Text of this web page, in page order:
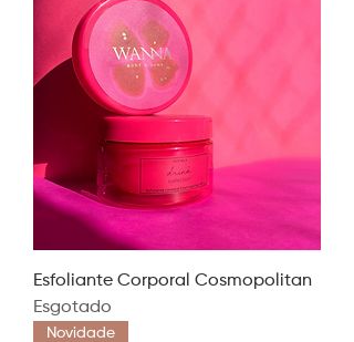
Esfoliante Corporal Cosmopolitan
Esgotado
Novidade